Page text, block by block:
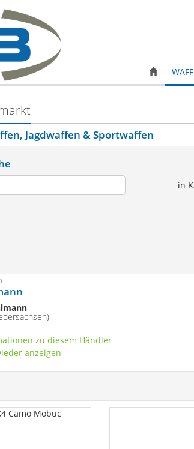
Jagdwaffen & Sportwaffen
in
zu diesem Händler
anzeigen